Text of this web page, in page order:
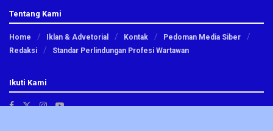
Tentang Kami
Home Iklan & Advetorial Kontak
Pedoman Media Siber
Redaksi
Standar Perlindungan Profesi Wartawan
Ikuti Kami